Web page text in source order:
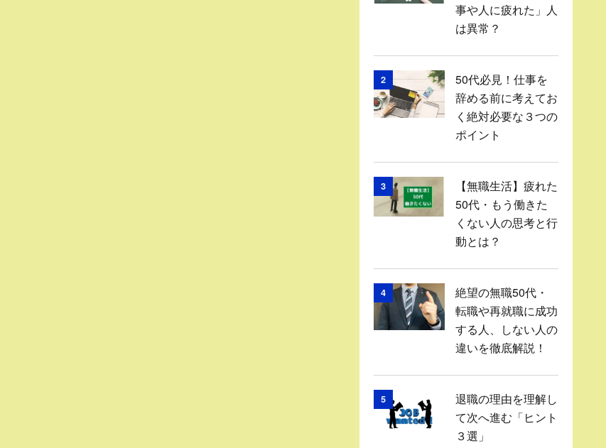
事や人に疲れた」人
は異常？
2
50代必見！仕事を
辞める前に考えてお
く絶対必要な３つの
ポイント
3
【無職生活】疲れた
50代・もう働きた
くない人の思考と行
動とは？
4
絶望の無職50代・
転職や再就職に成功
する人、しない人の
違いを徹底解説！
5
退職の理由を理解し
て次へ進む「ヒント
３選」